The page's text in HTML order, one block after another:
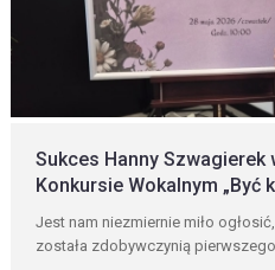
Sukces Hanny Szwagierek
Konkursie Wokalnym „Być
Jest nam niezmiernie miło
została zdobywczynią